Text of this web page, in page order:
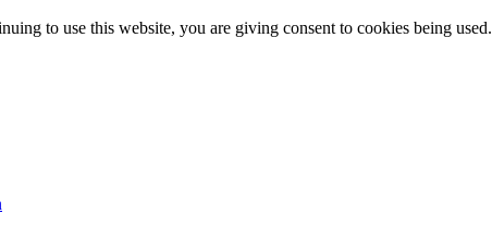
to use this website, you are giving consent to cookies being used.